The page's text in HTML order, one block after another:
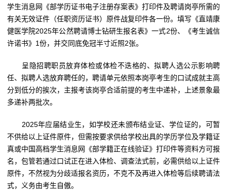
学生消息网《部学历证书电子注册存案表》打印件及聘请岗亭所需的
有关无效证件（任职资历证书）原件战复印件各一份。填写《直靖康
健医学院2025年公然聘请博士钻研生报名表》一式2份、《考生诚信
许诺书》1份，并交同底免冠半寸近照2张。
呈隐招聘职员放弃体检或体检不迭格的、拟聘人选公示影响聘
任、拟聘人选放弃聘任的，聘请单元依照本岗亭考生的口试成就主高
分到低分的挨次，主报考该岗亭合适前提的考生中递补，上述景象最
多递补两批次。
2025年应届结业生，如学校还未颁布结业证、学位证的，可暂
不供给以上证件原件，但需按要求供给学校出具的学历学位及学籍证
真或中国高档学生消息网《部学籍正在线验证》打印件等资料方可报
名，包管若通过口试正在进入体检、调查法式前，必需供给以上证件
原件，不然视为分歧适报名资历，不克不及再进入体检等后续聘请法
式，义务由考生自傲。